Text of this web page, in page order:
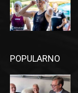
POPULARNO